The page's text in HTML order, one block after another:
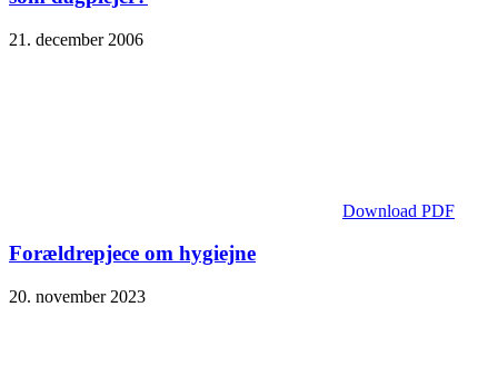
21. december 2006
Download PDF
Forældrepjece om hygiejne
20. november 2023